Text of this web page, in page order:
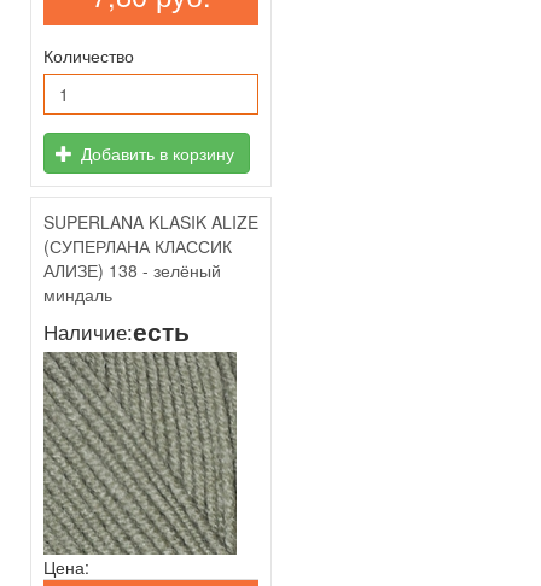
Количество
Добавить в корзину
SUPERLANA KLASIK ALIZE
(СУПЕРЛАНА КЛАССИК
АЛИЗЕ) 138 - зелёный
миндаль
Наличие:есть
Цена: